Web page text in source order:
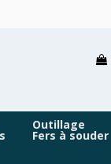
Outillage
Fers à souder